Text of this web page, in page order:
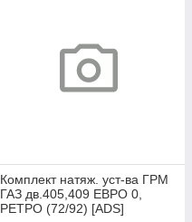
Комплект натяж. уст-ва ГРМ
ГАЗ дв.405,409 ЕВРО 0,
РЕТРО (72/92) [ADS]